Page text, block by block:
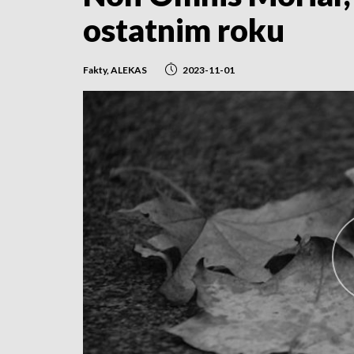
ostatnim roku
Fakty, ALEKAS 2023-11-01